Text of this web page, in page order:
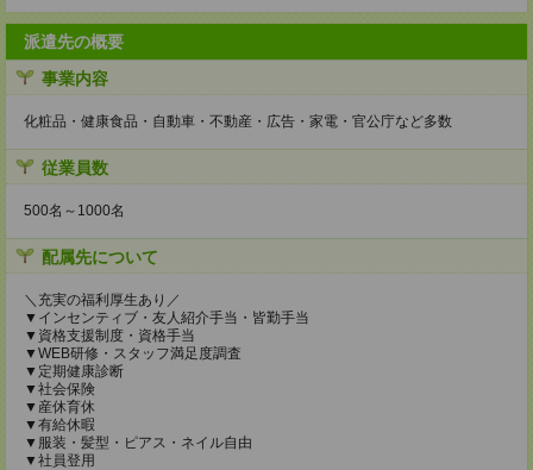
派遣先の概要
事業内容
化粧品・健康食品・自動車・不動産・広告・家電・官公庁など多数
従業員数
500名～1000名
配属先について
＼充実の福利厚生あり／
▼インセンティブ・友人紹介手当・皆勤手当
▼資格支援制度・資格手当
▼WEB研修・スタッフ満足度調査
▼定期健康診断
▼社会保険
▼産休育休
▼有給休暇
▼服装・髪型・ピアス・ネイル自由
▼社員登用